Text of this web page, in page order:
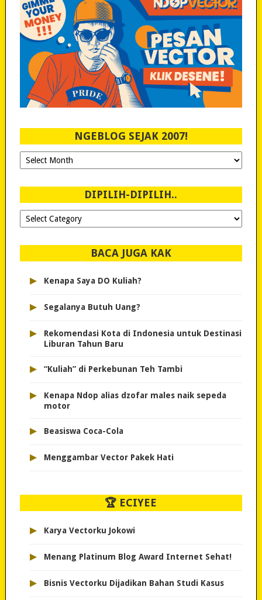
NGEBLOG SEJAK 2007!
Ngeblog
Sejak
DIPILIH-DIPILIH..
Dipilih-
dipilih..
BACA JUGA KAK
▸ Kenapa Saya DO Kuliah?
▸ Segalanya Butuh Uang?
▸
Rekomendasi Kota di Indonesia untuk Destinasi
Liburan Tahun Baru
▸ “Kuliah” di Perkebunan Teh Tambi
▸
Kenapa Ndop alias dzofar males naik sepeda
motor
▸ Beasiswa Coca-Cola
▸ Menggambar Vector Pakek Hati
🏆 ECIYEE
▸ Karya Vectorku Jokowi
▸ Menang Platinum Blog Award Internet Sehat!
▸ Bisnis Vectorku Dijadikan Bahan Studi Kasus